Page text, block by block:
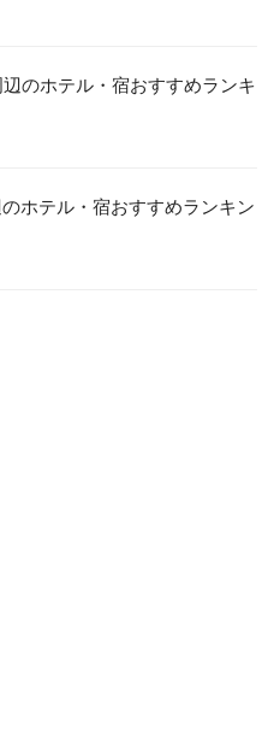
のホテル・宿おすすめランキ
ホテル・宿おすすめランキン